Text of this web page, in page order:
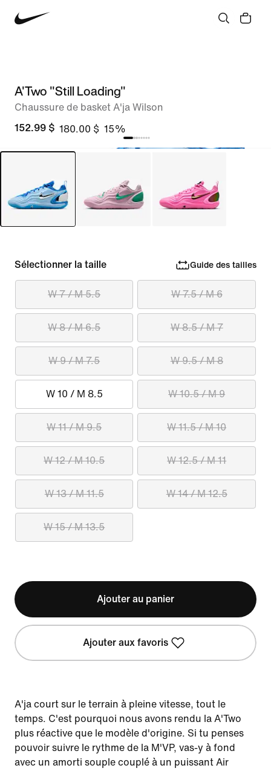
A'Two "Still Loading"
Chaussure de basket A'ja Wilson
152.99 $ 180.00 $ 15%
Sélectionner la taille Guide des tailles
W 7 / M 5.5 W 7.5 / M 6
W 8 / M 6.5 W 8.5 / M 7
W 9 / M 7.5 W 9.5 / M 8
W 10 / M 8.5 W 10.5 / M 9
W 11 / M 9.5 W 11.5 / M 10
W 12 / M 10.5 W 12.5 / M 11
W 13 / M 11.5 W 14 / M 12.5
W 15 / M 13.5
Ajouter au panier
Ajouter aux favoris
A'ja court sur le terrain à pleine vitesse, tout le
temps. C'est pourquoi nous avons rendu la A'Two
plus réactive que le modèle d'origine. Si tu penses
pouvoir suivre le rythme de la M'VP, vas-y à fond
avec un amorti souple couplé à un puissant Air